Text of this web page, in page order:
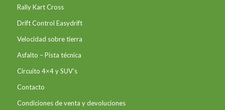
Rally Kart Cross
Drift Control Easydrift
Velocidad sobre tierra
Asfalto – Pista técnica
Circuito 4×4 y SUV’s
Contacto
Condiciones de venta y devoluciones